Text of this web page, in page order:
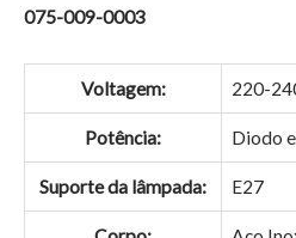
075-009-0003
Voltagem: 220-
Potência: Diodo
Suporte da lâmpada: E27